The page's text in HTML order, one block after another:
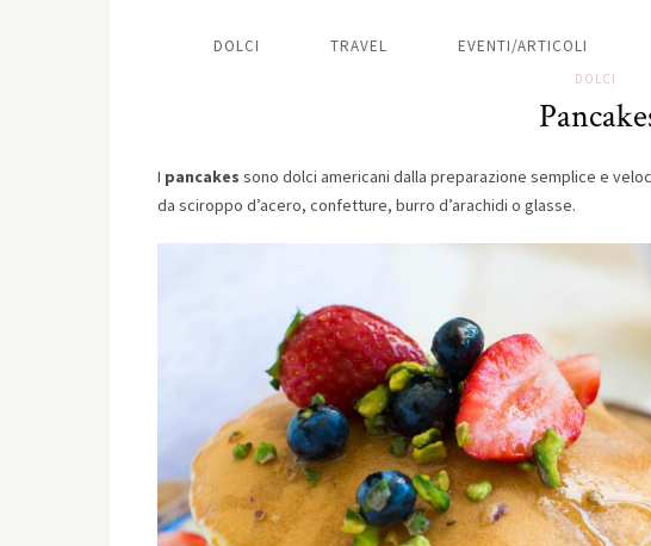
DOLCI TRAVEL EVENTI/ARTICOLI
DOLCI
I pancakes sono dolci americani dalla preparazione semplice e
da sciroppo d’acero, confetture, burro d’arachidi o glasse.